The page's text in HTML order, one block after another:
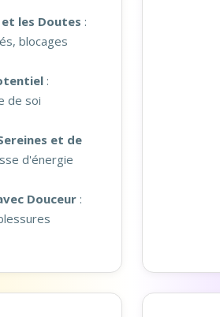
et les Doutes :
blocages
:
de soi
et de
d'énergie
Douceur :